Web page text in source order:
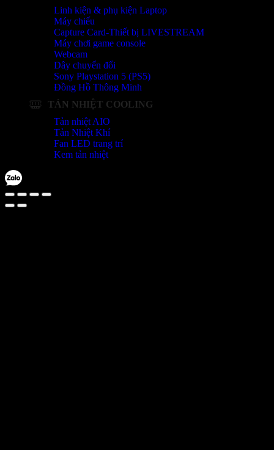
Linh kiện & phụ kiện Laptop
Máy chiếu
Capture Card-Thiết bị LIVESTREAM
Máy chơi game console
Webcam
Dây chuyển đổi
Sony Playstation 5 (PS5)
Đồng Hồ Thông Minh
TẢN NHIỆT COOLING
Tản nhiệt AIO
Tản Nhiệt Khí
Fan LED trang trí
Kem tản nhiệt